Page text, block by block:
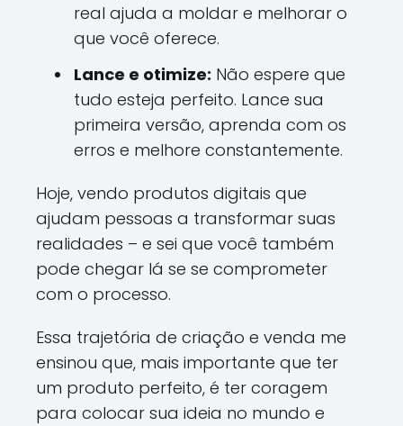
real ajuda a moldar e melhorar o
que você oferece.
Lance e otimize: Não espere que
tudo esteja perfeito. Lance sua
primeira versão, aprenda com os
erros e melhore constantemente.
Hoje, vendo produtos digitais que
ajudam pessoas a transformar suas
realidades – e sei que você também
pode chegar lá se se comprometer
com o processo.
Essa trajetória de criação e venda me
ensinou que, mais importante que ter
um produto perfeito, é ter coragem
para colocar sua ideia no mundo e